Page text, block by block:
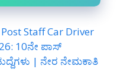
Staff Car Driver
10ನೇ ಪಾಸ್
| ನೇರ ನೇಮಕಾತಿ